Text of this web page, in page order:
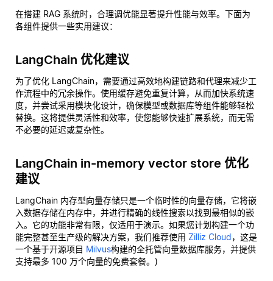
在搭建 RAG 系统时，合理调优能显著提升性能与效率。下面为
各组件提供一些实用建议：
LangChain 优化建议
为了优化 LangChain，需要通过高效地构建链路和代理来减少工
作流程中的冗余操作。使用缓存避免重复计算，从而加快系统速
度，并尝试采用模块化设计，确保模型或数据库等组件能够轻松
替换。这将提供灵活性和效率，使您能够快速扩展系统，而无需
不必要的延迟或复杂性。
LangChain in-memory vector store 优化
建议
LangChain 内存型向量存储只是一个临时性的向量存储，它将嵌
入数据存储在内存中，并进行精确的线性搜索以找到最相似的嵌
入。它的功能非常有限，仅适用于演示。如果您计划构建一个功
能完整甚至生产级的解决方案，我们推荐使用 Zilliz Cloud，这是
一个基于开源项目 Milvus构建的全托管向量数据库服务，并提供
支持最多 100 万个向量的免费套餐。)